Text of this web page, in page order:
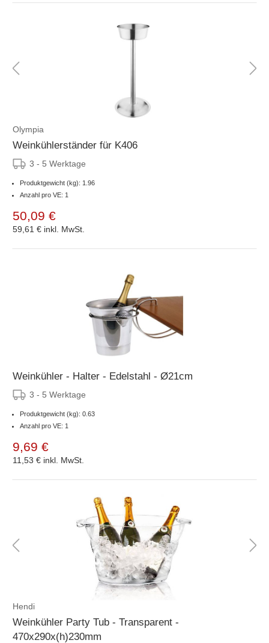
Olympia
Weinkühlerständer für K406
3 - 5 Werktage
Produktgewicht (kg): 1.96
Anzahl pro VE: 1
50,09 €
59,61 € inkl. MwSt.
Weinkühler - Halter - Edelstahl - Ø21cm
3 - 5 Werktage
Produktgewicht (kg): 0.63
Anzahl pro VE: 1
9,69 €
11,53 € inkl. MwSt.
Hendi
Weinkühler Party Tub - Transparent -
470x290x(h)230mm